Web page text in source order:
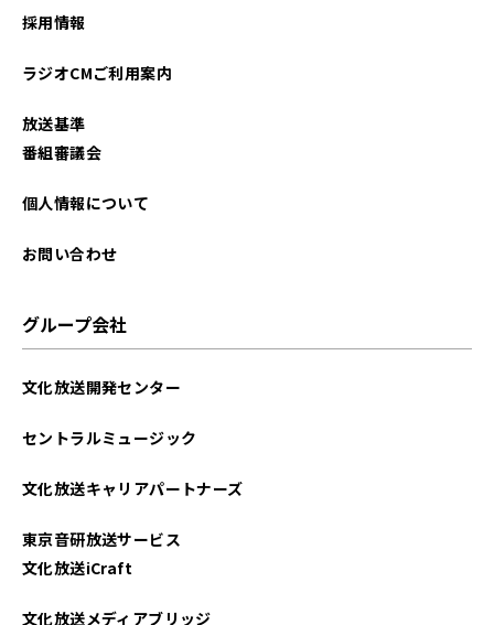
採用情報
ラジオCMご利用案内
放送基準
番組審議会
個人情報について
お問い合わせ
グループ会社
文化放送開発センター
セントラルミュージック
文化放送キャリアパートナーズ
東京音研放送サービス
文化放送iCraft
文化放送メディアブリッジ